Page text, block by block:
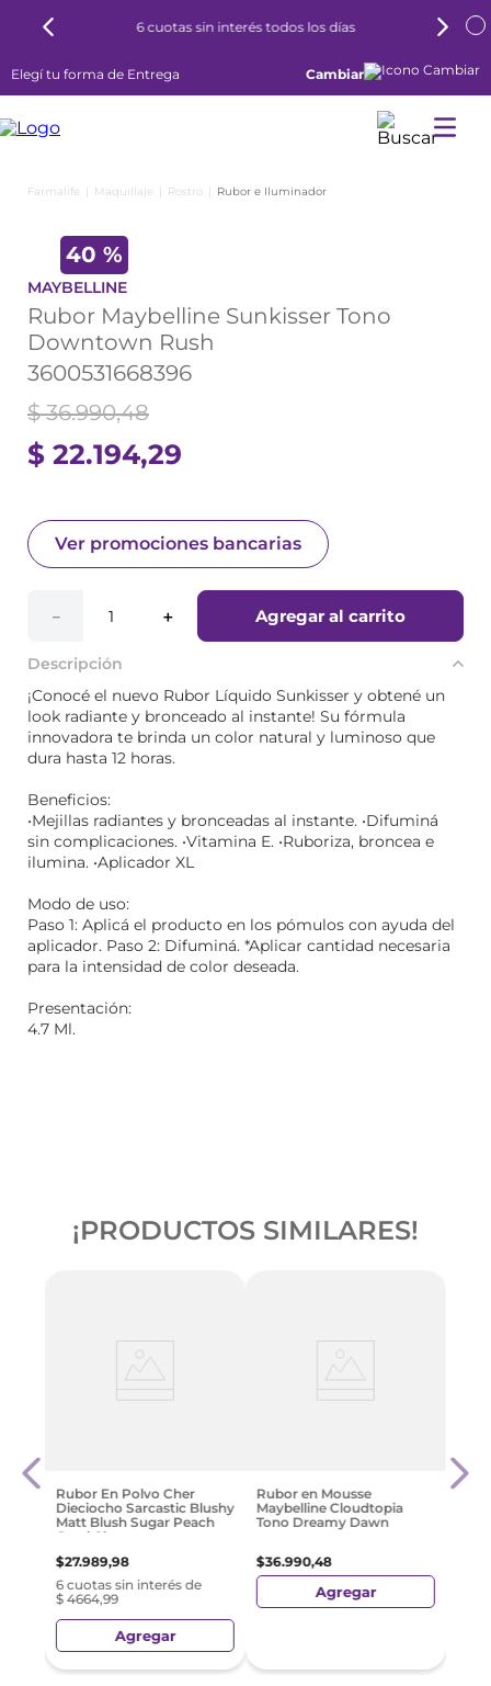
6 cuotas sin interés todos los días
Elegí tu forma de Entrega Cambiar
Maquillaje Rostro Rubor e Iluminador
40 %
MAYBELLINE
Rubor Maybelline Sunkisser Tono
Downtown Rush
3600531668396
$ 22.194,29
$ 36.990,48
Ver promociones bancarias
＋
－ Agregar al carrito
Descripción
¡Conocé el nuevo Rubor Líquido Sunkisser y obtené un
look radiante y bronceado al instante! Su fórmula
innovadora te brinda un color natural y luminoso que
dura hasta 12 horas.
Beneficios:
•Mejillas radiantes y bronceadas al instante. •Difuminá
sin complicaciones. •Vitamina E. •Ruboriza, broncea e
ilumina. •Aplicador XL
Modo de uso:
Paso 1: Aplicá el producto en los pómulos con ayuda del
aplicador. Paso 2: Difuminá. *Aplicar cantidad necesaria
para la intensidad de color deseada.
Presentación:
4.7 Ml.
¡PRODUCTOS SIMILARES!
Rubor En Polvo Cher
Dieciocho Sarcastic Blushy
Matt Blush Sugar Peach
Coral Claro
$27.989,98
6 cuotas sin interés de
$ 4664,99
Agregar
Rubor en Mousse
Maybelline Cloudtopia
Tono Dreamy Dawn
$36.990,48
Agregar
$